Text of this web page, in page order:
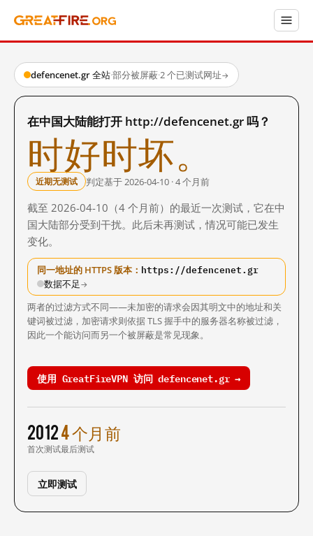
defencenet.gr 全站·部分被屏蔽·2 个已测试网址→
在中国大陆能打开 http://defencenet.gr 吗？
时好时坏。
近期无测试 判定基于 2026-04-10 · 4 个月前
截至 2026-04-10（4 个月前）的最近一次测试，它在中
国大陆部分受到干扰。此后未再测试，情况可能已发生
变化。
同一地址的 HTTPS 版本： https://defencenet.gr
数据不足 →
两者的过滤方式不同——未加密的请求会因其明文中的地址和关
键词被过滤，加密请求则依据 TLS 握手中的服务器名称被过滤，
因此一个能访问而另一个被屏蔽是常见现象。
使用 GreatFireVPN 访问 defencenet.gr →
2012
首次测试
4 个月前
最后测试
立即测试